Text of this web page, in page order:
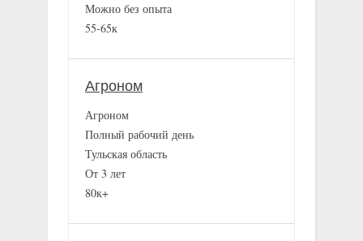
Можно без опыта
55-65к
Агроном
Агроном
Полный рабочий день
Тульская область
От 3 лет
80к+